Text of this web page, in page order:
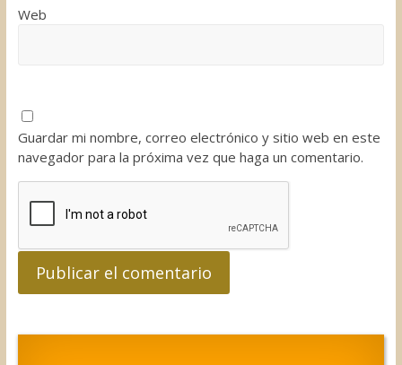
Web
Guardar mi nombre, correo electrónico y sitio web en este
navegador para la próxima vez que haga un comentario.